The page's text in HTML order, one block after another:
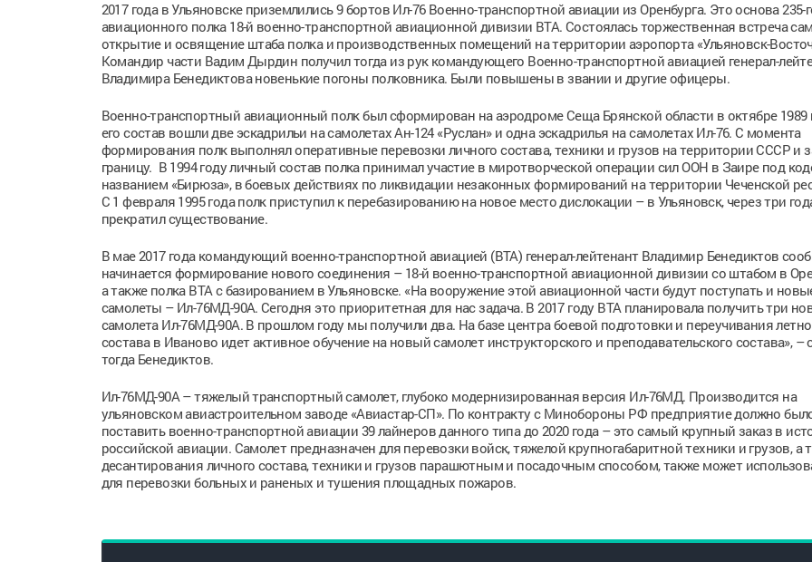
2017 года в Ульяновске приземлились 9 бортов Ил-76 Военно-транспортной авиации из Оренбурга. Это основа 235-
авиационного полка 18-й военно-транспортной авиационной дивизии ВТА. Состоялась торжественная встреча
открытие и освящение штаба полка и производственных помещений на территории аэропорта «Ульяновск-
Командир части Вадим Дырдин получил тогда из рук командующего Военно-транспортной авиацией генерал-
Владимира Бенедиктова новенькие погоны полковника. Были повышены в звании и другие офицеры.
Военно-транспортный авиационный полк был сформирован на аэродроме Сеща Брянской области в октябре 1989
его состав вошли две эскадрильи на самолетах Ан-124 «Руслан» и одна эскадрилья на самолетах Ил-76. С момента
формирования полк выполнял оперативные перевозки личного состава, техники и грузов на территории СССР и
границу. В 1994 году личный состав полка принимал участие в миротворческой операции сил ООН в Заире под
названием «Бирюза», в боевых действиях по ликвидации незаконных формирований на территории Чеченской
С 1 февраля 1995 года полк приступил к перебазированию на новое место дислокации – в Ульяновск, через три
прекратил существование.
В мае 2017 года командующий военно-транспортной авиацией (ВТА) генерал-лейтенант Владимир Бенедиктов
начинается формирование нового соединения – 18-й военно-транспортной авиационной дивизии со штабом в
а также полка ВТА с базированием в Ульяновске. «На вооружение этой авиационной части будут поступать и
самолеты – Ил-76МД-90А. Сегодня это приоритетная для нас задача. В 2017 году ВТА планировала получить три
самолета Ил-76МД-90А. В прошлом году мы получили два. На базе центра боевой подготовки и переучивания
состава в Иваново идет активное обучение на новый самолет инструкторского и преподавательского состава», –
тогда Бенедиктов.
Ил-76МД-90А – тяжелый транспортный самолет, глубоко модернизированная версия Ил-76МД. Производится на
ульяновском авиастроительном заводе «Авиастар-СП». По контракту с Минобороны РФ предприятие должно
поставить военно-транспортной авиации 39 лайнеров данного типа до 2020 года – это самый крупный заказ в
российской авиации. Самолет предназначен для перевозки войск, тяжелой крупногабаритной техники и грузов, а
десантирования личного состава, техники и грузов парашютным и посадочным способом, также может
для перевозки больных и раненых и тушения площадных пожаров.